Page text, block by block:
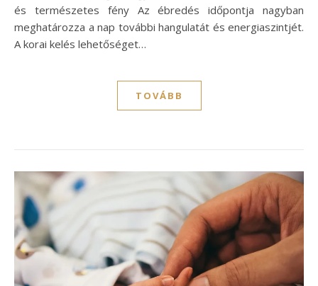
és természetes fény Az ébredés időpontja nagyban
meghatározza a nap további hangulatát és energiaszintjét.
A korai kelés lehetőséget…
TOVÁBB